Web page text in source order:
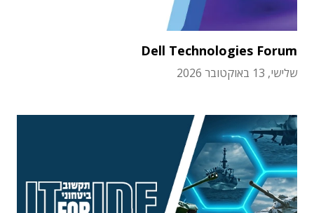
Dell Technologies Forum
שלישי, 13 באוקטובר 2026